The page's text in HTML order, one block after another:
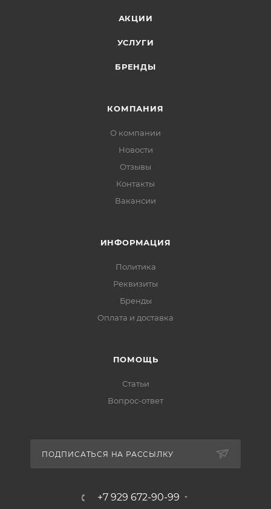
АКЦИИ
УСЛУГИ
БРЕНДЫ
КОМПАНИЯ
О компании
Новости
Отзывы
Контакты
Вакансии
ИНФОРМАЦИЯ
Политика
Реквизиты
Бренды
Оплата и доставка
ПОМОЩЬ
Статьи
Вопрос-ответ
ПОДПИСАТЬСЯ НА РАССЫЛКУ
+7 929 672-90-99